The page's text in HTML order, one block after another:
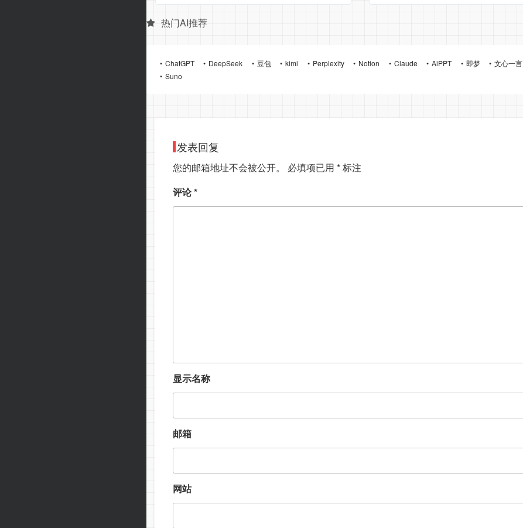
热门AI推荐
ChatGPT DeepSeek 豆包 kimi Perplexity Notion Claude AiPPT 即梦 文心一言
Suno
发表回复
您的邮箱地址不会被公开。 必填项已用 *标注
评论*
显示名称
邮箱
网站